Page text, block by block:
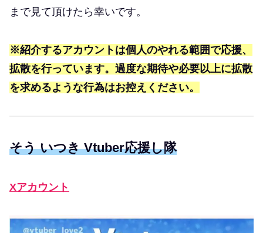
まで見て頂けたら幸いです。
※紹介するアカウントは個人のやれる範囲で応援、
拡散を行っています。過度な期待や必要以上に拡散
を求めるような行為はお控えください。
そう いつき Vtuber応援し隊
Xアカウント